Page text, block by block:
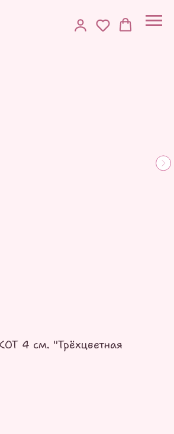
4 см. "Трёхцветная